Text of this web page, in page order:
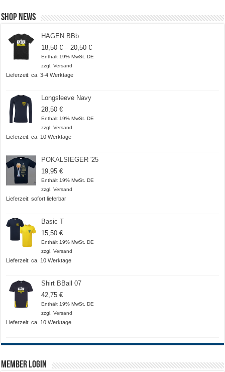
Shop News
HAGEN BBb
18,50€ – 20,50€Preisspanne:
18,50 €
Enthält 19% MwSt. DE
zzgl.Versand
Lieferzeit: ca. 3-4 Werktage
Longsleeve Navy
28,50€
Enthält 19% MwSt. DE
zzgl.Versand
Lieferzeit: ca. 10 Werktage
POKALSIEGER '25
19,95€
Enthält 19% MwSt. DE
zzgl.Versand
Lieferzeit: sofort lieferbar
Basic T
15,50€
Enthält 19% MwSt. DE
zzgl.Versand
Lieferzeit: ca. 10 Werktage
Shirt BBall 07
42,75€
Enthält 19% MwSt. DE
zzgl.Versand
Lieferzeit: ca. 10 Werktage
Member Login